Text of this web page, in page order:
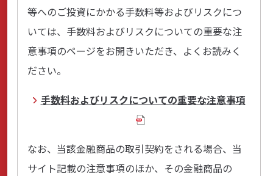
等へのご投資にかかる手数料等およびリスクにつ
いては、手数料およびリスクについての重要な注
意事項のページをお開きいただき、よくお読みく
ださい。
手数料およびリスクについての重要な注意事項
なお、当該金融商品の取引契約をされる場合、当
サイト記載の注意事項のほか、その金融商品の